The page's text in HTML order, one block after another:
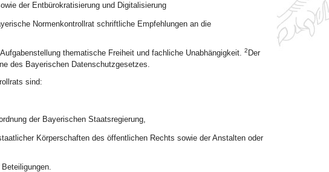
der Entbürokratisierung und Digitalisierung
Normenkontrollrat schriftliche Empfehlungen an die
thematische Freiheit und fachliche Unabhängigkeit. 2 Der
des Bayerischen Datenschutzgesetzes.
sind:
der Bayerischen Staatsregierung,
Körperschaften des öffentlichen Rechts sowie der Anstalten oder